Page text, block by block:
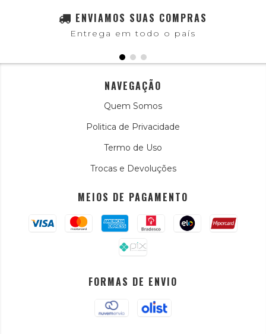
ENVIAMOS SUAS COMPRAS
Entrega em todo o país
NAVEGAÇÃO
Quem Somos
Politica de Privacidade
Termo de Uso
Trocas e Devoluções
MEIOS DE PAGAMENTO
FORMAS DE ENVIO